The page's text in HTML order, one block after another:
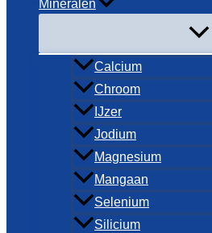
Mineralen
Calcium
Chroom
IJzer
Jodium
Magnesium
Mangaan
Selenium
Silicium